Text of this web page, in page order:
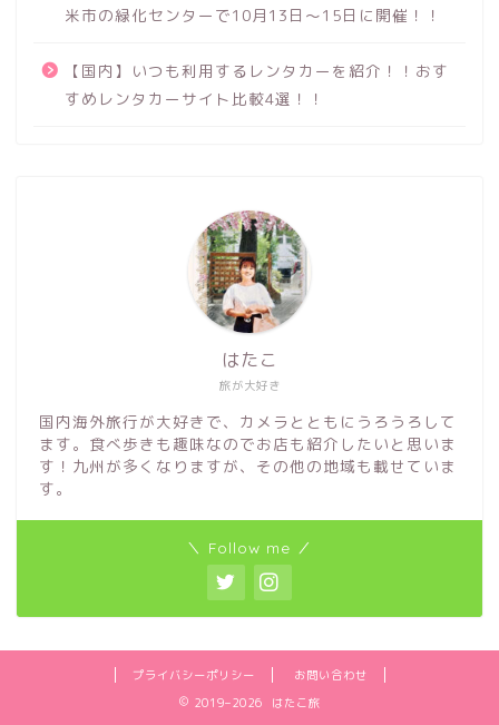
米市の緑化センターで10月13日～15日に開催！！
【国内】いつも利用するレンタカーを紹介！！おす
すめレンタカーサイト比較4選！！
旅が大好き
はたこ
国内海外旅行が大好きで、カメラとともにうろうろして
ます。食べ歩きも趣味なのでお店も紹介したいと思いま
す！九州が多くなりますが、その他の地域も載せていま
す。
＼ Follow me ／
プライバシーポリシー
お問い合わせ
2019–2026 はたこ旅